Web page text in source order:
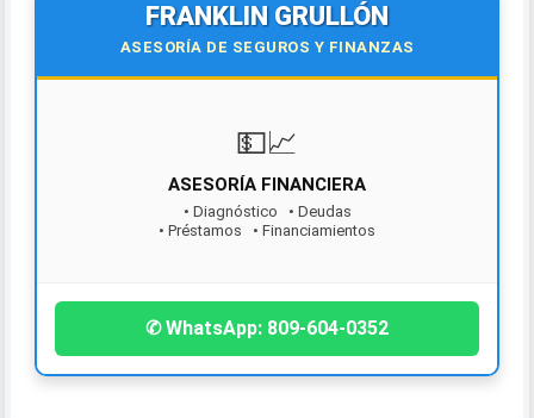
FRANKLIN GRULLÓN
ASESORÍA DE SEGUROS Y FINANZAS
💵📈
ASESORÍA FINANCIERA
• Diagnóstico • Deudas
• Préstamos • Financiamientos
¡Contáctanos hoy!
✆ WhatsApp: 809-604-0352